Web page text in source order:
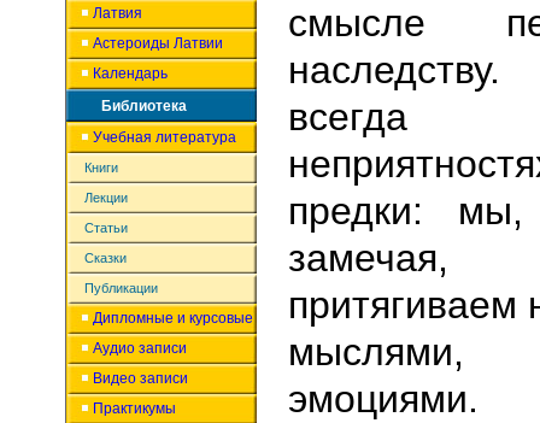
Латвия
Астероиды Латвии
Календарь
Библиотека
Учебная литература
Книги
Лекции
Статьи
Сказки
Публикации
Дипломные и курсовые
Аудио записи
Видео записи
Практикумы
смысле
предки:
притягиваем
мыслями,
эмоциями.